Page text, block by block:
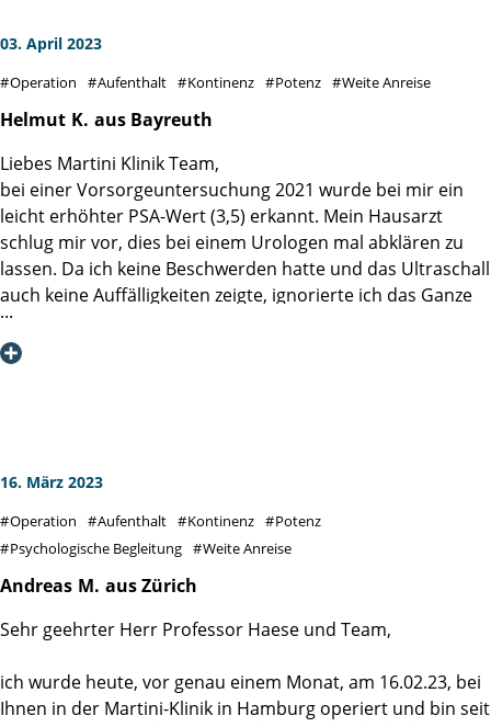
Mitarbeiter.
Martini-Klinik eine sehr gute Entscheidung war.
03. April 2023
Operation Aufenthalt Kontinenz Potenz Weite Anreise
Helmut K. aus Bayreuth
Liebes Martini Klinik Team,
bei einer Vorsorgeuntersuchung 2021 wurde bei mir ein
leicht erhöhter PSA-Wert (3,5) erkannt. Mein Hausarzt
schlug mir vor, dies bei einem Urologen mal abklären zu
lassen. Da ich keine Beschwerden hatte und das Ultraschall
auch keine Auffälligkeiten zeigte, ignorierte ich das Ganze
erst mal. Im Frühjahr 2022 suchte ich aus innerem
Unbehagen heraus (mein Vater hatte Prostatakrebs)
Anruf. Wir vereinbarten eine ambulante Biopsie in seiner
auch im Nachgang völlig unproblematisch war. Sie zeigte
aber, dass 6 von 12 Proben bösartig waren, früh erkannt
und vergleichsweise klein. Eine PET/CT in der MVZ für
begrenzte Diagnose. Die Empfehlung der radikalen
begann nun die Phase des Lesens (z. B. die Bücher der
Brüder Roth), des Recherchierens (welche Klinik,
16. März 2023
Operation Aufenthalt Kontinenz
Potenz
Psychologische Begleitung
Weite Anreise
Andreas M. aus Zürich
Sehr geehrter Herr Professor Haese und Team,
ich wurde heute, vor genau einem Monat, am 16.02.23, bei
Ihnen in der Martini-Klinik in Hamburg operiert und bin seit